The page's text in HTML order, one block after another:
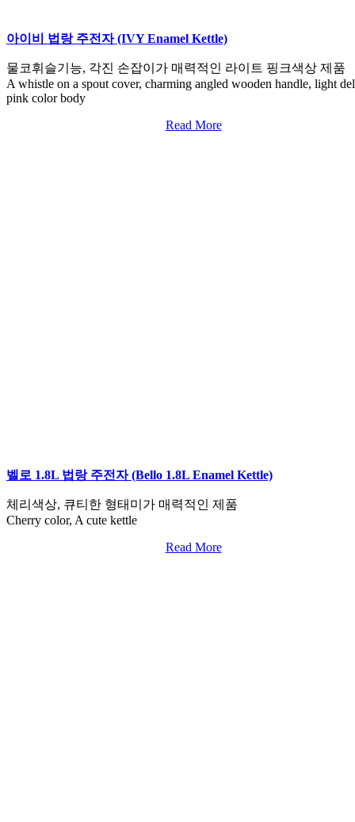
아이비 법랑 주전자 (IVY Enamel Kettle)
물코휘슬기능, 각진 손잡이가 매력적인 라이트 핑크색상 제품
A whistle on a spout cover, charming angled wooden handle, light
pink color body
Read More
벨로 1.8L 법랑 주전자 (Bello 1.8L Enamel Kettle)
체리색상, 큐티한 형태미가 매력적인 제품
Cherry color, A cute kettle
Read More